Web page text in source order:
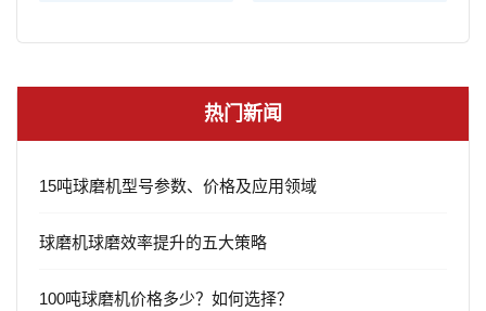
热门新闻
15吨球磨机型号参数、价格及应用领域
球磨机球磨效率提升的五大策略
100吨球磨机价格多少？如何选择？